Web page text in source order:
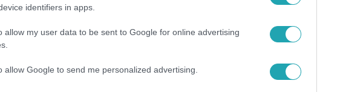
identifiers in apps.
allow my user data to be sent to Google for online advertising
allow Google to send me personalized advertising.
legyen a Google-találatokban!